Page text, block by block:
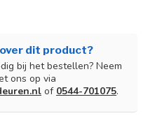
dit product?
bij het bestellen? Neem
ons op via
of 0544-701075.